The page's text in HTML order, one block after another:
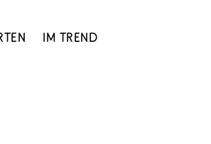
Im Trend